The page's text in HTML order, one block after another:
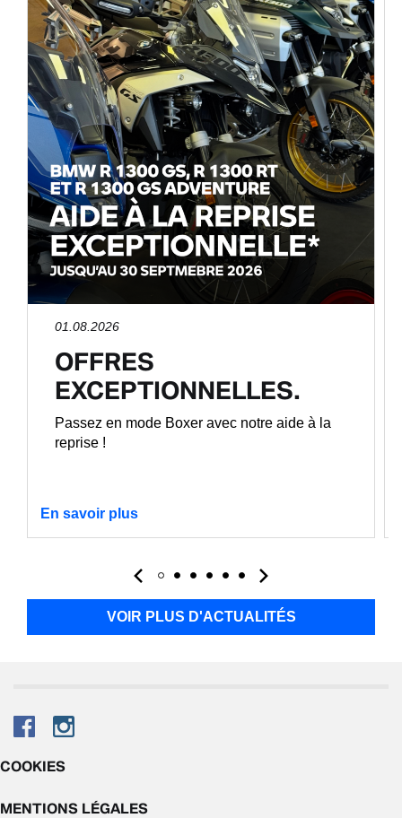
01.08.2026
OFFRES
EXCEPTIONNELLES.
Passez en mode Boxer avec notre aide à la
reprise !
En savoir plus
VOIR PLUS D'ACTUALITÉS
COOKIES
MENTIONS LÉGALES